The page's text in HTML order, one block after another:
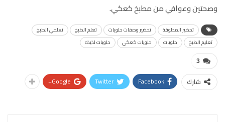
وصحتين وعوافي من مطبخ كعكي.
تحضير المدلوقة تحضير وصفات حلويات تعلم الطبخ
تعلمي الطبخ
تعليم الطبخ
حلويات حلويات كعكي حلويات لذيذه
3
شارك Facebook
Twitter
Google+